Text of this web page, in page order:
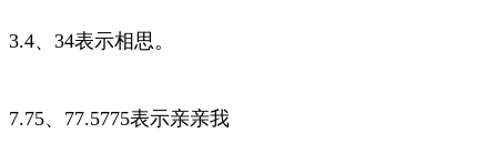
3.4、34表示相思。
7.75、77.5775表示亲亲我